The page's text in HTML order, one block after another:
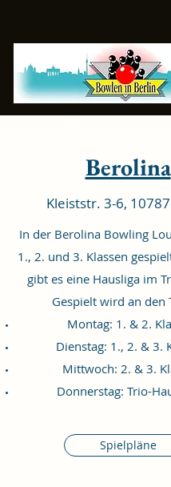
Berolina
Kleiststr. 3-6,
In der Berolina Bowling
1., 2. und 3. Klassen
gibt es eine Hausliga im
Gespielt wird an den
Montag: 1. & 2.
Dienstag: 1., 2. & 3.
Mittwoch: 2. & 3.
Donnerstag: Trio-
Spielpläne